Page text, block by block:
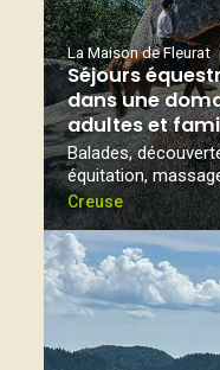
La Maison de Fleurat
Séjours
dans une
adultes et
Balades,
équitation,
Creuse